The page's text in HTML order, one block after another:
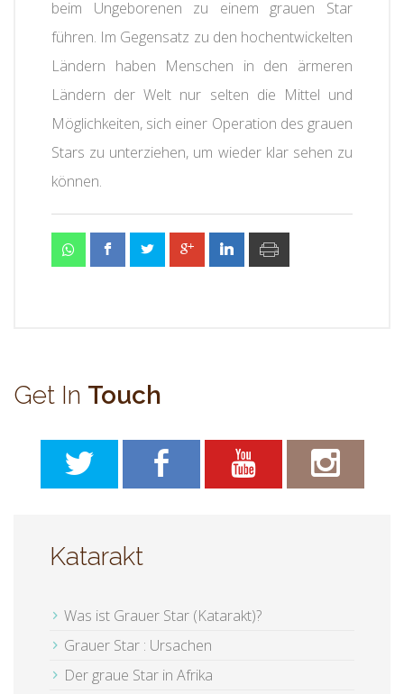
beim Ungeborenen zu einem grauen Star
führen. Im Gegensatz zu den hochentwickelten
Ländern haben Menschen in den ärmeren
Ländern der Welt nur selten die Mittel und
Möglichkeiten, sich einer Operation des grauen
Stars zu unterziehen, um wieder klar sehen zu
können.
Get In Touch
Katarakt
Was ist Grauer Star (Katarakt)?
Grauer Star : Ursachen
Der graue Star in Afrika